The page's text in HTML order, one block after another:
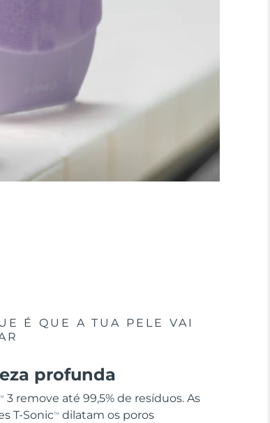
É QUE A TUA PELE VAI
profunda
3 remove até 99,5% de resíduos. As
T-SonicTM
dilatam os poros